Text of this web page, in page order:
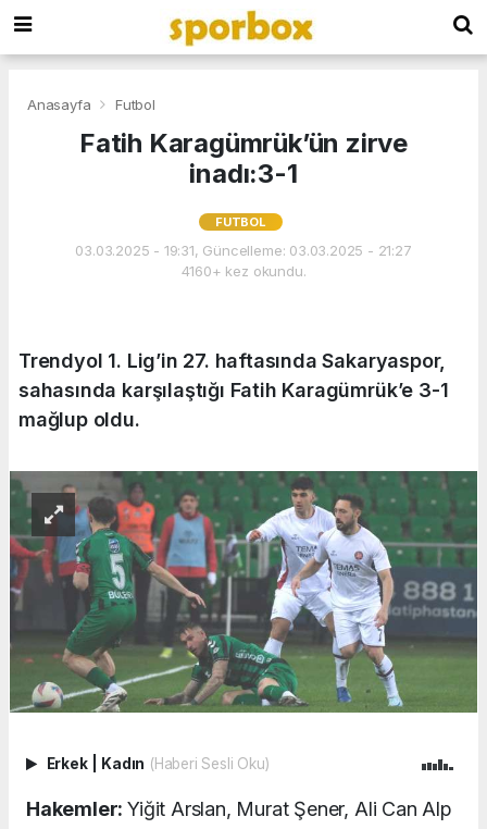
Anasayfa Futbol
Fatih Karagümrük’ün zirve
inadı:3-1
FUTBOL
03.03.2025 - 19:31, Güncelleme: 03.03.2025 - 21:27
4160+ kez okundu.
Trendyol 1. Lig’in 27. haftasında Sakaryaspor,
sahasında karşılaştığı Fatih Karagümrük’e 3-1
mağlup oldu.
Erkek Kadın (Haberi Sesli Oku)
Hakemler:Yiğit Arslan, Murat Şener, Ali Can Alp